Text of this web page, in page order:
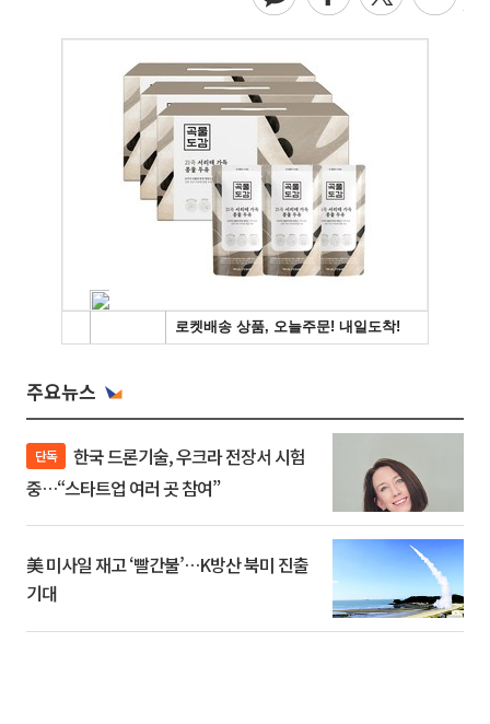
주요뉴스
단독
중…“스타트업 여러 곳 참여”
美 미사일 재고 ‘빨간불’…K방산 북미 진출
기대